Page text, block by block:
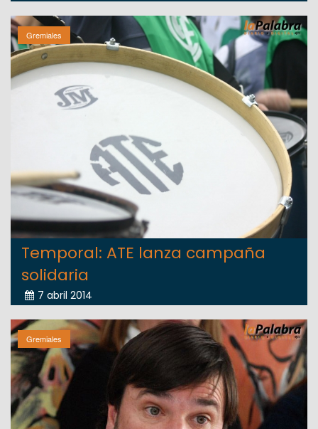
Gremiales
Temporal: ATE lanza campaña
solidaria
7 abril 2014
Gremiales